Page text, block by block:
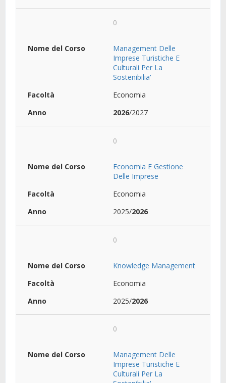
0
Management Delle
Imprese Turistiche E
Culturali Per La
Sostenibilia'
Economia
2026/2027
0
Economia E Gestione
Delle Imprese
Economia
2025/2026
0
Knowledge Management
Economia
2025/2026
0
Management Delle
Imprese Turistiche E
Culturali Per La